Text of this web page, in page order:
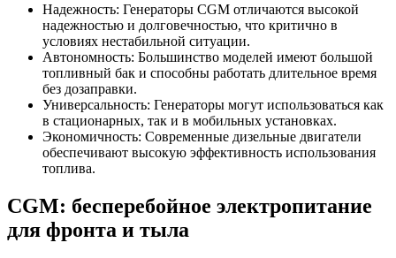
Надежность: Генераторы CGM отличаются высокой
надежностью и долговечностью, что критично в
условиях нестабильной ситуации.
Автономность: Большинство моделей имеют большой
топливный бак и способны работать длительное время
без дозаправки.
Универсальность: Генераторы могут использоваться как
в стационарных, так и в мобильных установках.
Экономичность: Современные дизельные двигатели
обеспечивают высокую эффективность использования
топлива.
CGM: бесперебойное электропитание
для фронта и тыла